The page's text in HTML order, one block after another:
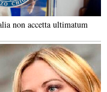
non accetta ultimatum